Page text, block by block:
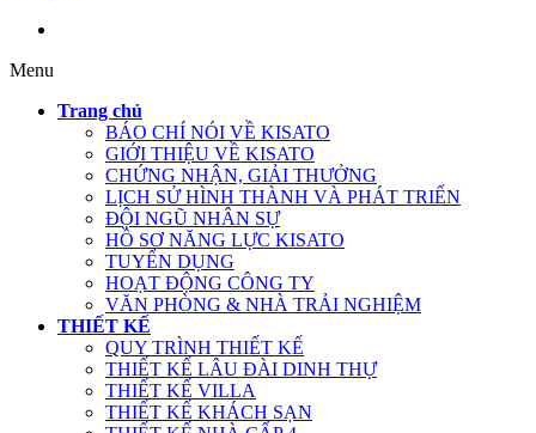
Menu
Trang chủ
BÁO CHÍ NÓI VỀ KISATO
GIỚI THIỆU VỀ KISATO
CHỨNG NHẬN, GIẢI THƯỞNG
LỊCH SỬ HÌNH THÀNH VÀ PHÁT TRIỂN
ĐỘI NGŨ NHÂN SỰ
HỒ SƠ NĂNG LỰC KISATO
TUYỂN DỤNG
HOẠT ĐỘNG CÔNG TY
VĂN PHÒNG & NHÀ TRẢI NGHIỆM
THIẾT KẾ
QUY TRÌNH THIẾT KẾ
THIẾT KẾ LÂU ĐÀI DINH THỰ
THIẾT KẾ VILLA
THIẾT KẾ KHÁCH SẠN